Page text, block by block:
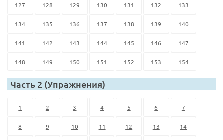
127 128 129 130 131 132 133
134 135 136 137 138 139 140
141 142 143 144 145 146 147
148 149 150 151 152 153 154
Часть 2 (Упражнения)
1 2 3 4 5 6 7
8 9 10 11 12 13 14